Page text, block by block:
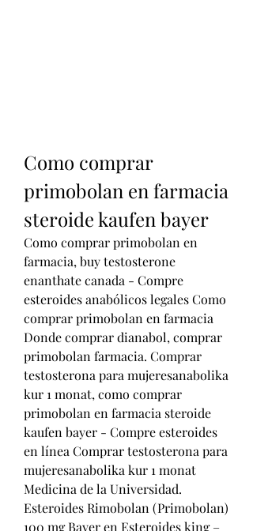
Como comprar
primobolan en farmacia
steroide kaufen bayer
Como comprar primobolan en
farmacia, buy testosterone
enanthate canada - Compre
esteroides anabólicos legales Como
comprar primobolan en farmacia
Donde comprar dianabol, comprar
primobolan farmacia. Comprar
testosterona para mujeresanabolika
kur 1 monat, como comprar
primobolan en farmacia steroide
kaufen bayer - Compre esteroides
en línea Comprar testosterona para
mujeresanabolika kur 1 monat
Medicina de la Universidad.
Esteroides Rimobolan (Primobolan)
100 mg Bayer en Esteroides king –